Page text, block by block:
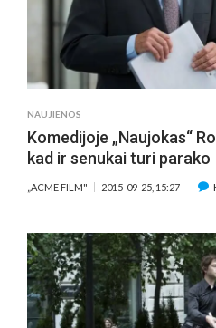
NAUJIENOS
Komedijoje „Naujokas“
kad ir senukai turi parako
„ACME FILM" 2015-09-25, 15:27